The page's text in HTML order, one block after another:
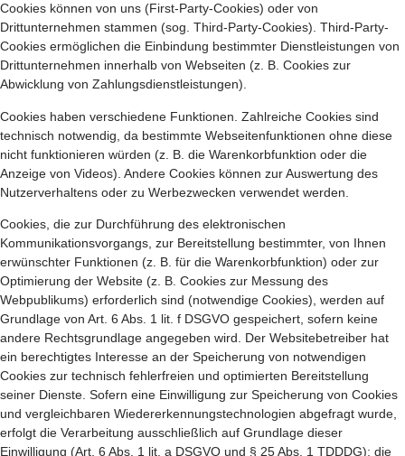
Cookies können von uns (First-Party-Cookies) oder von
Drittunternehmen stammen (sog. Third-Party-Cookies). Third-Party-
Cookies ermöglichen die Einbindung bestimmter Dienstleistungen von
Drittunternehmen innerhalb von Webseiten (z. B. Cookies zur
Abwicklung von Zahlungsdienstleistungen).
Cookies haben verschiedene Funktionen. Zahlreiche Cookies sind
technisch notwendig, da bestimmte Webseitenfunktionen ohne diese
nicht funktionieren würden (z. B. die Warenkorbfunktion oder die
Anzeige von Videos). Andere Cookies können zur Auswertung des
Nutzerverhaltens oder zu Werbezwecken verwendet werden.
Cookies, die zur Durchführung des elektronischen
Kommunikationsvorgangs, zur Bereitstellung bestimmter, von Ihnen
erwünschter Funktionen (z. B. für die Warenkorbfunktion) oder zur
Optimierung der Website (z. B. Cookies zur Messung des
Webpublikums) erforderlich sind (notwendige Cookies), werden auf
Grundlage von Art. 6 Abs. 1 lit. f DSGVO gespeichert, sofern keine
andere Rechtsgrundlage angegeben wird. Der Websitebetreiber hat
ein berechtigtes Interesse an der Speicherung von notwendigen
Cookies zur technisch fehlerfreien und optimierten Bereitstellung
seiner Dienste. Sofern eine Einwilligung zur Speicherung von Cookies
und vergleichbaren Wiedererkennungstechnologien abgefragt wurde,
erfolgt die Verarbeitung ausschließlich auf Grundlage dieser
Einwilligung (Art. 6 Abs. 1 lit. a DSGVO und § 25 Abs. 1 TDDDG); die